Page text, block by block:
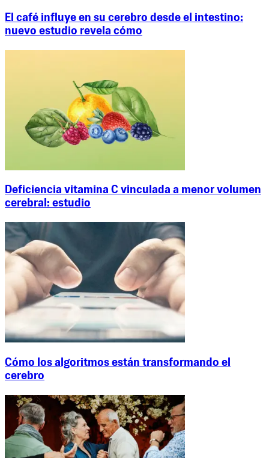
El café influye en su cerebro desde el intestino:
nuevo estudio revela cómo
Deficiencia vitamina C vinculada a menor volumen
cerebral: estudio
Cómo los algoritmos están transformando el
cerebro